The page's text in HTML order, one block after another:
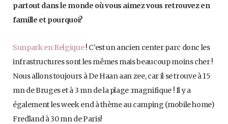
partout dans le monde où vous aimez vous retrouvez en
famille et pourquoi?
Sunpark en Belgique! C’est un ancien center parc donc les
infrastructures sont les mêmes mais beaucoup moins cher !
Nous allons toujours à De Haan aan zee, car il se trouve à 15
mn de Bruges et à 3 mn de la plage :magnifique ! Il y a
également les week end à thème au camping (mobile home)
Fredland à 30 mn de Paris!